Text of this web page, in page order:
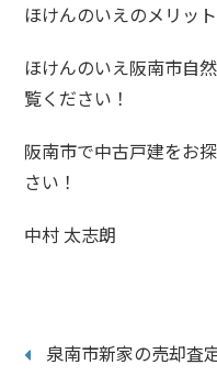
ほけんのいえのメリッ
ほけんのいえ阪南市自
覧ください！
阪南市で中古戸建をお
さい！
中村 太志朗
泉南市新家の売却査